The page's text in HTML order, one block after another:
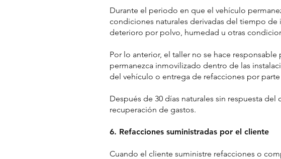
Durante el periodo en que el vehículo
condiciones naturales derivadas del tiempo
deterioro por polvo, humedad u otras
Por lo anterior, el taller no se hace
permanezca inmovilizado dentro de las
del vehículo o entrega de refacciones por
Después de 30 días naturales sin respuesta
recuperación de gastos.
6. Refacciones suministradas por el cliente
Cuando el cliente suministre refacciones o